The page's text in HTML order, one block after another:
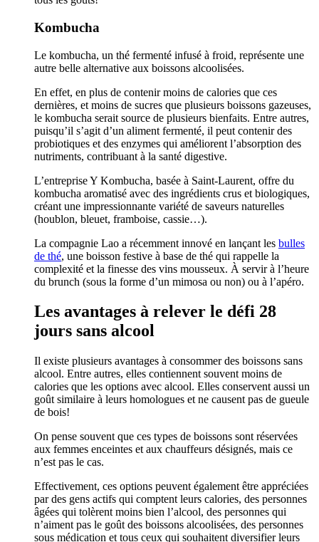
Kombucha
Le kombucha, un thé fermenté infusé à froid, représente une
autre belle alternative aux boissons alcoolisées.
En effet, en plus de contenir moins de calories que ces
dernières, et moins de sucres que plusieurs boissons gazeuses,
le kombucha serait source de plusieurs bienfaits. Entre autres,
puisqu’il s’agit d’un aliment fermenté, il peut contenir des
probiotiques et des enzymes qui améliorent l’absorption des
nutriments, contribuant à la santé digestive.
L’entreprise Y Kombucha, basée à Saint-Laurent, offre du
kombucha aromatisé avec des ingrédients crus et biologiques,
créant une impressionnante variété de saveurs naturelles
(houblon, bleuet, framboise, cassie…).
La compagnie Lao a récemment innové en lançant les bulles
de thé, une boisson festive à base de thé qui rappelle la
complexité et la finesse des vins mousseux. À servir à l’heure
du brunch (sous la forme d’un mimosa ou non) ou à l’apéro.
Les avantages à relever le défi 28
jours sans alcool
Il existe plusieurs avantages à consommer des boissons sans
alcool. Entre autres, elles contiennent souvent moins de
calories que les options avec alcool. Elles conservent aussi un
goût similaire à leurs homologues et ne causent pas de gueule
de bois!
On pense souvent que ces types de boissons sont réservées
aux femmes enceintes et aux chauffeurs désignés, mais ce
n’est pas le cas.
Effectivement, ces options peuvent également être appréciées
par des gens actifs qui comptent leurs calories, des personnes
âgées qui tolèrent moins bien l’alcool, des personnes qui
n’aiment pas le goût des boissons alcoolisées, des personnes
sous médication et tous ceux qui souhaitent diversifier leurs